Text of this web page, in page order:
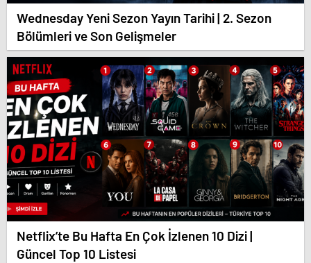
Wednesday Yeni Sezon Yayın Tarihi | 2. Sezon
Bölümleri ve Son Gelişmeler
Netflix’te Bu Hafta En Çok İzlenen 10 Dizi |
Güncel Top 10 Listesi